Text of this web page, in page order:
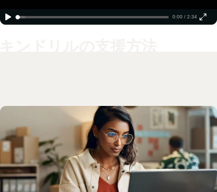
0:00 / 2:34